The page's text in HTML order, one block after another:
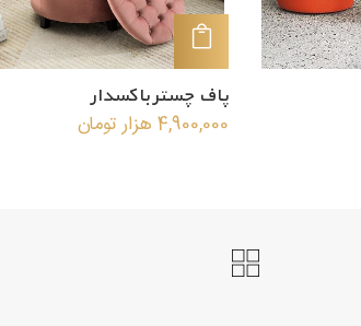
افزودن به سبد خرید
پاف چستر باکسدار
4,900,000 هزار تومان